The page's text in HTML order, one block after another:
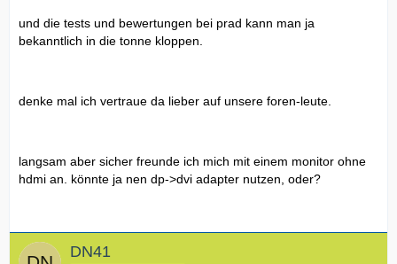
und die tests und bewertungen bei prad kann man ja
bekanntlich in die tonne kloppen.
denke mal ich vertraue da lieber auf unsere foren-leute.
langsam aber sicher freunde ich mich mit einem monitor ohne
hdmi an. könnte ja nen dp->dvi adapter nutzen, oder?
DN41